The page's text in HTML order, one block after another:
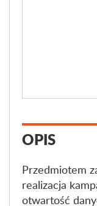
OPIS
Przedmiotem
realizacja
otwartość